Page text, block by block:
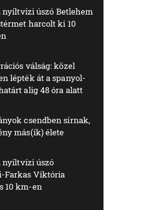
nyíltvízi úszó Betlehem
harcolt ki 10
válság: közel
lépték át a spanyol-
alig 48 óra alatt
csendben sírnak,
más(ik) élete
nyíltvízi úszó
Farkas Viktória
10 km-en